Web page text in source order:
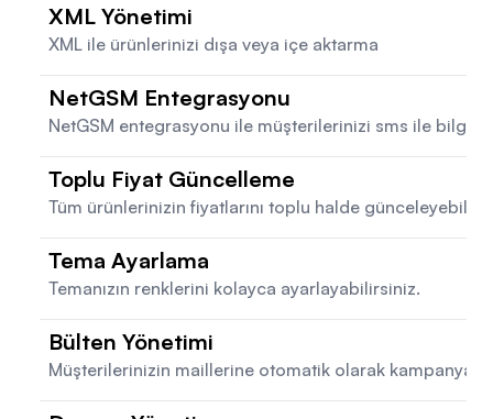
XML Yönetimi
XML ile ürünlerinizi dışa veya içe aktarma
NetGSM Entegrasyonu
NetGSM entegrasyonu ile müşterilerinizi sms ile
Toplu Fiyat Güncelleme
Tüm ürünlerinizin fiyatlarını toplu halde
Tema Ayarlama
Temanızın renklerini kolayca ayarlayabilirsiniz.
Bülten Yönetimi
Müşterilerinizin maillerine otomatik olarak kampanya